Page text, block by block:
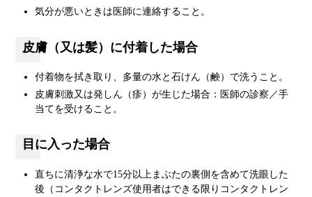
気分が悪いときは医師に連絡すること。
皮膚（又は髪）に付着した場合
付着物を拭き取り、多量の水と石けん（鹸）で洗うこと。
皮膚刺激又は発しん（疹）が生じた場合：医師の診察／手
当てを受けること。
目に入った場合
直ちに清浄な水で15分以上まぶたの裏側を含めて洗眼した
後（コンタクトレンズ使用者はできる限りコンタクトレン